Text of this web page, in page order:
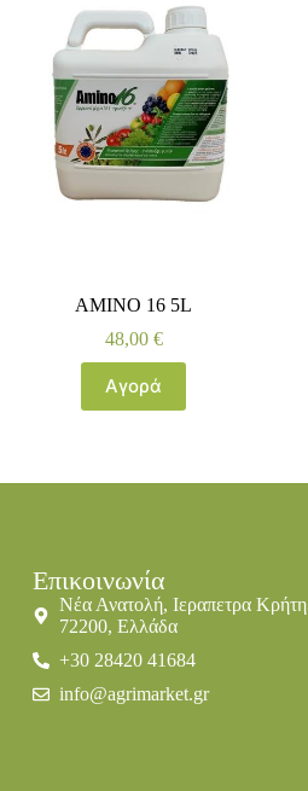
AMINO 16 5L
48,00 €
Αγορά
Επικοινωνία
Νέα Ανατολή, Ιεραπετρα Κρήτη
72200, Ελλάδα
+30 28420 41684
info@agrimarket.gr